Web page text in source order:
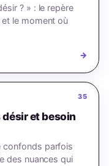
? » : le repère
le moment où
→
35
et besoin
confonds parfois
des nuances qui